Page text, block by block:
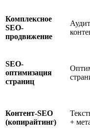
Комплексное
SEO-
продвижение
SEO-
оптимизация
страниц
Контент-SEO
(копирайтинг)
+